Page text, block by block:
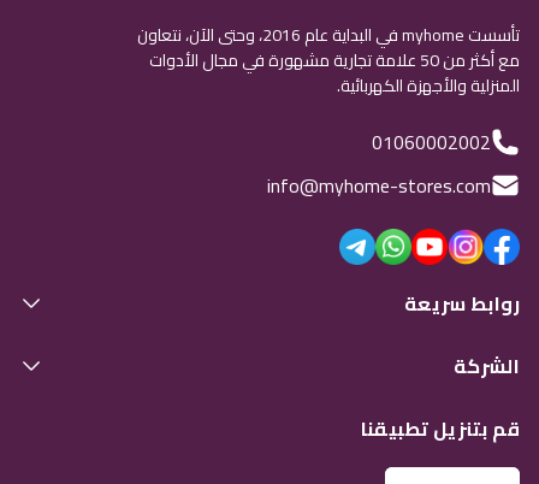
تأسست myhome في البداية عام 2016، وحتى الآن، نتعاون
مع أكثر من 50 علامة تجارية مشهورة في مجال الأدوات
المنزلية والأجهزة الكهربائية.
01060002002
info@myhome-stores.com
روابط سريعة
الشركة
قم بتنزيل تطبيقنا